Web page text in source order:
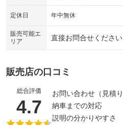
定休日 年中無休
販売可能エ
リア
直接お問合せください
販売店の口コミ
総合評価
4.7 （5点満
お問い合わせ（見積り
納車までの対応
説明の分かりやすさ